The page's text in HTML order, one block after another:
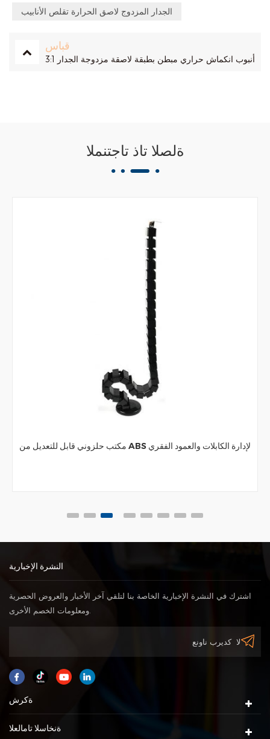
الجدار المزدوج لاصق الحرارة تقلص الأنابيب
قباس
أنبوب انكماش حراري مبطن بطبقة لاصقة مزدوجة الجدار 3:1
ةلصلا تاذ تاجتنملا
مكتب حلزوني قابل للتعديل من ABS لإدارة الكابلات والعمود الفقري
النشرة الإخبارية
اشترك في النشرة الإخبارية الخاصة بنا لتلقي آخر الأخبار والعروض الحصرية
ةكرش
ةنخاسلا تامالعلا